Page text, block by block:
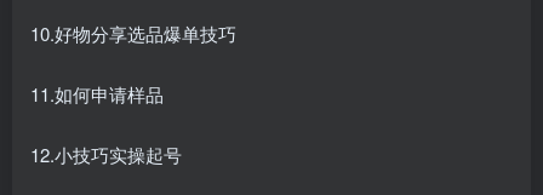
10.好物分享选品爆单技巧
11.如何申请样品
12.小技巧实操起号